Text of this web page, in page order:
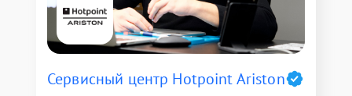
Сервисный центр Hotpoint Ariston